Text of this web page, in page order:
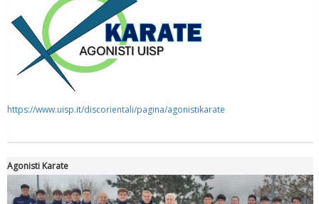
https://www.uisp.it/discorientali/pagina/agonistikarate
Agonisti Karate